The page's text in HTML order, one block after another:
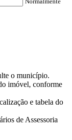
o município.
imóvel, conforme
e tabela do
de Assessoria